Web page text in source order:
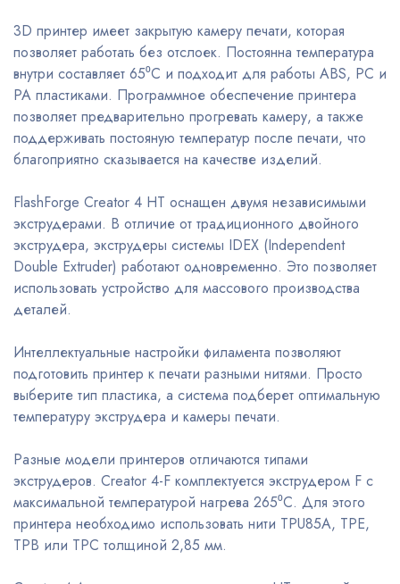
3D принтер имеет закрытую камеру печати, которая
позволяет работать без отслоек. Постоянна температура
внутри составляет 65⁰С и подходит для работы ABS, PC и
PA пластиками. Программное обеспечение принтера
позволяет предварительно прогревать камеру, а также
поддерживать постояную температур после печати, что
благоприятно сказывается на качестве изделий.
FlashForge Creator 4 HT оснащен двумя независимыми
экструдерами. В отличие от традиционного двойного
экструдера, экструдеры системы IDEX (Independent
Double Extruder) работают одновременно. Это позволяет
использовать устройство для массового производства
деталей.
Интеллектуальные настройки филамента позволяют
подготовить принтер к печати разными нитями. Просто
выберите тип пластика, а система подберет оптимальную
температуру экструдера и камеры печати.
Разные модели принтеров отличаются типами
экструдеров. Creator 4-F комплектуется экструдером F с
максимальной температурой нагрева 265⁰С. Для этого
принтера необходимо использовать нити TPU85A, TPE,
TPB или TPC толщиной 2,85 мм.